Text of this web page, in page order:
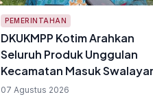
PEMERINTAHAN
DKUKMPP Kotim Arahkan
Seluruh Produk Unggulan
Kecamatan Masuk
UMKM Sampit, Ini Targetnya
07 Agustus 2026